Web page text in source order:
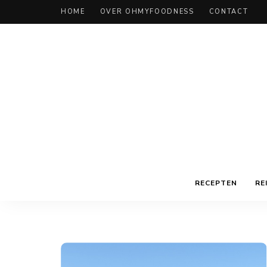
HOME OVER OHMYFOODNESS CONTACT
RECEPTEN